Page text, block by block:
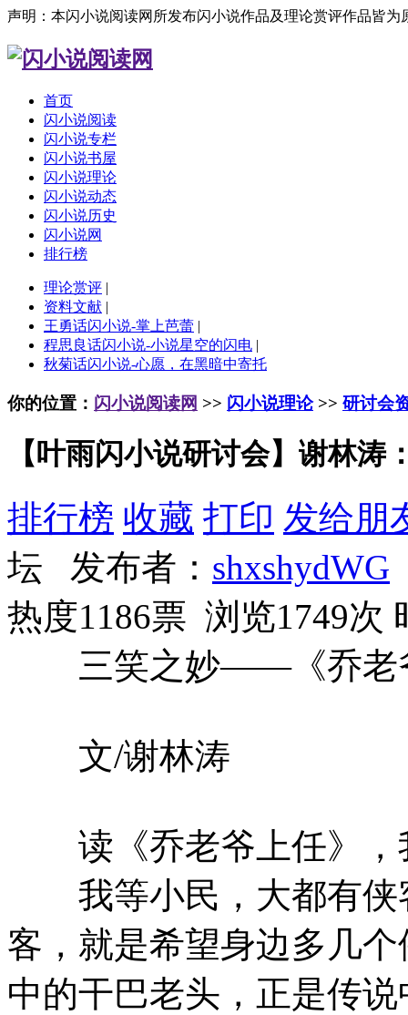
声明：本闪小说阅读网所发布闪小说作品及理论赏评作品皆
首页
闪小说阅读
闪小说专栏
闪小说书屋
闪小说理论
闪小说动态
闪小说历史
闪小说网
排行榜
理论赏评 |
资料文献 |
王勇话闪小说-掌上芭蕾 |
程思良话闪小说-小说星空的闪电 |
秋菊话闪小说-心愿，在黑暗中寄托
你的位置： 闪小说阅读网 >> 闪小说理论>> 研讨会
【叶雨闪小说研讨会】谢林涛
排行榜 收藏 打印 发给朋
坛 发布者： shxshydWG
热度1186票 浏览1749次
三笑之妙——《乔老
文/谢林涛
读《乔老爷上任》，
我等小民，大都有侠
客，就是希望身边多几
中的干巴老头，正是传